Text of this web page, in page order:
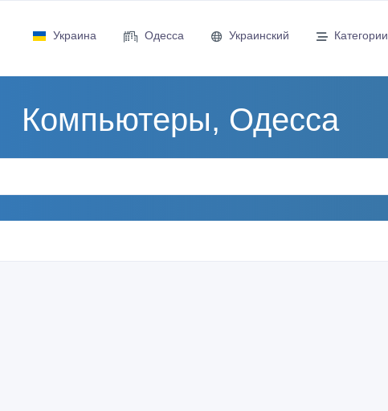
Украина Одесса Украинский Категории
Компьютеры, Одесса